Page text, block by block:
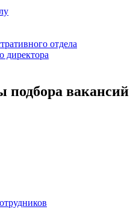
отдела
директора
вакансий